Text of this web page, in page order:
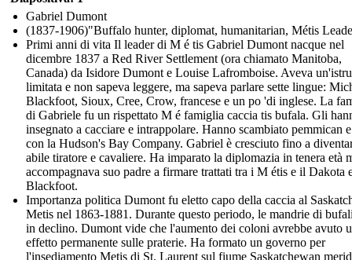
Gabriel Dumont
(1837-1906)"Buffalo hunter, diplomat, humanitarian, Métis
Primi anni di vita Il leader di M é tis Gabriel Dumont nacque nel
dicembre 1837 a Red River Settlement (ora chiamato Manitoba,
Canada) da Isidore Dumont e Louise Lafromboise. Aveva
limitata e non sapeva leggere, ma sapeva parlare sette lingue:
Blackfoot, Sioux, Cree, Crow, francese e un po 'di inglese. La
di Gabriele fu un rispettato M é famiglia caccia tis bufala. Gli
insegnato a cacciare e intrappolare. Hanno scambiato pemmican
con la Hudson's Bay Company. Gabriel è cresciuto fino a
abile tiratore e cavaliere. Ha imparato la diplomazia in tenera età
accompagnava suo padre a firmare trattati tra i M étis e il Dakota
Blackfoot.
Importanza politica Dumont fu eletto capo della caccia al
Metis nel 1863-1881. Durante questo periodo, le mandrie di
in declino. Dumont vide che l'aumento dei coloni avrebbe avuto
effetto permanente sulle praterie. Ha formato un governo per
l'insediamento Metis di St. Laurent sul fiume Saskatchewan